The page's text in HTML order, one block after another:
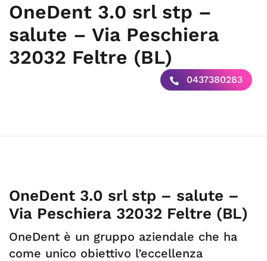
OneDent 3.0 srl stp –
salute – Via Peschiera
32032 Feltre (BL)
0437380283
OneDent 3.0 srl stp – salute –
Via Peschiera 32032 Feltre (BL)
OneDent è un gruppo aziendale che ha
come unico obiettivo l’eccellenza